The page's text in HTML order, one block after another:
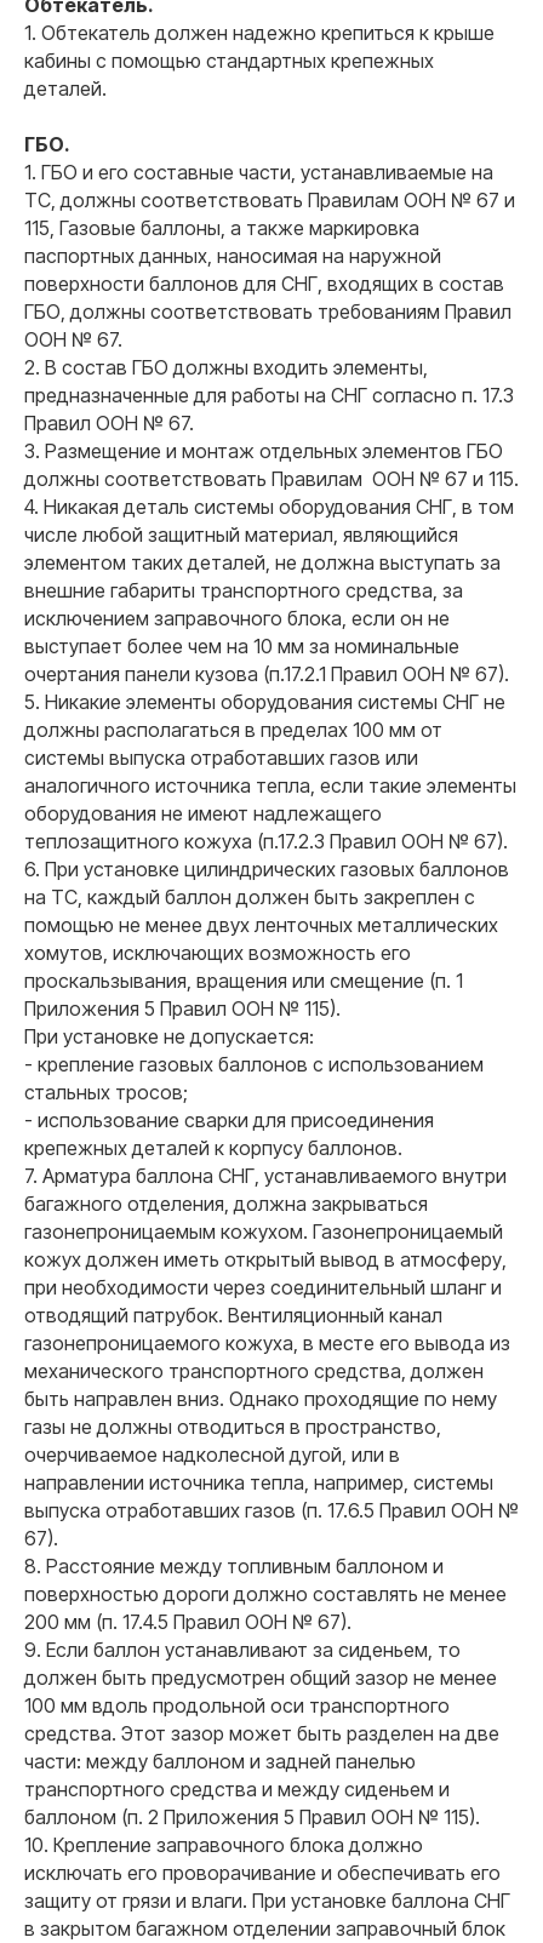
Обтекатель.
1. Обтекатель должен надежно крепиться к крыше
кабины с помощью стандартных крепежных
деталей.
ГБО.
1. ГБО и его составные части, устанавливаемые на
ТС, должны соответствовать Правилам ООН № 67 и
115, Газовые баллоны, а также маркировка
паспортных данных, наносимая на наружной
поверхности баллонов для СНГ, входящих в состав
ГБО, должны соответствовать требованиям Правил
ООН № 67.
2. В состав ГБО должны входить элементы,
предназначенные для работы на СНГ согласно п. 17.3
Правил ООН № 67.
3. Размещение и монтаж отдельных элементов ГБО
должны соответствовать Правилам ООН № 67 и 115.
4. Никакая деталь системы оборудования СНГ, в том
числе любой защитный материал, являющийся
элементом таких деталей, не должна выступать за
внешние габариты транспортного средства, за
исключением заправочного блока, если он не
выступает более чем на 10 мм за номинальные
очертания панели кузова (п.17.2.1 Правил ООН № 67).
5. Никакие элементы оборудования системы СНГ не
должны располагаться в пределах 100 мм от
системы выпуска отработавших газов или
аналогичного источника тепла, если такие элементы
оборудования не имеют надлежащего
теплозащитного кожуха (п.17.2.3 Правил ООН № 67).
6. При установке цилиндрических газовых баллонов
на ТС, каждый баллон должен быть закреплен с
помощью не менее двух ленточных металлических
хомутов, исключающих возможность его
проскальзывания, вращения или смещение (п. 1
Приложения 5 Правил ООН № 115).
При установке не допускается:
- крепление газовых баллонов с использованием
стальных тросов;
- использование сварки для присоединения
крепежных деталей к корпусу баллонов.
7. Арматура баллона СНГ, устанавливаемого внутри
багажного отделения, должна закрываться
газонепроницаемым кожухом. Газонепроницаемый
кожух должен иметь открытый вывод в атмосферу,
при необходимости через соединительный шланг и
отводящий патрубок. Вентиляционный канал
газонепроницаемого кожуха, в месте его вывода из
механического транспортного средства, должен
быть направлен вниз. Однако проходящие по нему
газы не должны отводиться в пространство,
очерчиваемое надколесной дугой, или в
направлении источника тепла, например, системы
выпуска отработавших газов (п. 17.6.5 Правил ООН №
67).
8. Расстояние между топливным баллоном и
поверхностью дороги должно составлять не менее
200 мм (п. 17.4.5 Правил ООН № 67).
9. Если баллон устанавливают за сиденьем, то
должен быть предусмотрен общий зазор не менее
100 мм вдоль продольной оси транспортного
средства. Этот зазор может быть разделен на две
части: между баллоном и задней панелью
транспортного средства и между сиденьем и
баллоном (п. 2 Приложения 5 Правил ООН № 115).
10. Крепление заправочного блока должно
исключать его проворачивание и обеспечивать его
защиту от грязи и влаги. При установке баллона СНГ
в закрытом багажном отделении заправочный блок